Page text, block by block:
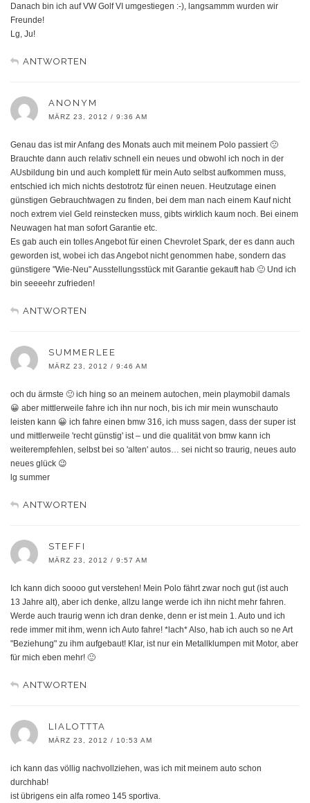
Danach bin ich auf VW Golf VI umgestiegen :-), langsammm wurden wir
Freunde!
Lg, Ju!
ANTWORTEN
ANONYM
MÄRZ 23, 2012 / 9:36 AM
Genau das ist mir Anfang des Monats auch mit meinem Polo passiert 🙁
Brauchte dann auch relativ schnell ein neues und obwohl ich noch in der
AUsbildung bin und auch komplett für mein Auto selbst aufkommen muss,
entschied ich mich nichts destotrotz für einen neuen. Heutzutage einen
günstigen Gebrauchtwagen zu finden, bei dem man nach einem Kauf nicht
noch extrem viel Geld reinstecken muss, gibts wirklich kaum noch. Bei einem
Neuwagen hat man sofort Garantie etc.
Es gab auch ein tolles Angebot für einen Chevrolet Spark, der es dann auch
geworden ist, wobei ich das Angebot nicht genommen habe, sondern das
günstigere "Wie-Neu" Ausstellungsstück mit Garantie gekauft hab 🙂 Und ich
bin seeeehr zufrieden!
ANTWORTEN
SUMMERLEE
MÄRZ 23, 2012 / 9:46 AM
och du ärmste 🙂 ich hing so an meinem autochen, mein playmobil damals
😀 aber mittlerweile fahre ich ihn nur noch, bis ich mir mein wunschauto
leisten kann 😀 ich fahre einen bmw 316, ich muss sagen, dass der super ist
und mittlerweile 'recht günstig' ist – und die qualität von bmw kann ich
weiterempfehlen, selbst bei so 'alten' autos… sei nicht so traurig, neues auto
neues glück 😉
lg summer
ANTWORTEN
STEFFI
MÄRZ 23, 2012 / 9:57 AM
Ich kann dich soooo gut verstehen! Mein Polo fährt zwar noch gut (ist auch
13 Jahre alt), aber ich denke, allzu lange werde ich ihn nicht mehr fahren.
Werde auch traurig wenn ich dran denke, denn er ist mein 1. Auto und ich
rede immer mit ihm, wenn ich Auto fahre! *lach* Also, hab ich auch so ne Art
"Beziehung" zu ihm aufgebaut! Klar, ist nur ein Metallklumpen mit Motor, aber
für mich eben mehr! 🙂
ANTWORTEN
LIALOTTTA
MÄRZ 23, 2012 / 10:53 AM
ich kann das völlig nachvollziehen, was ich mit meinem auto schon
durchhab!
ist übrigens ein alfa romeo 145 sportiva.